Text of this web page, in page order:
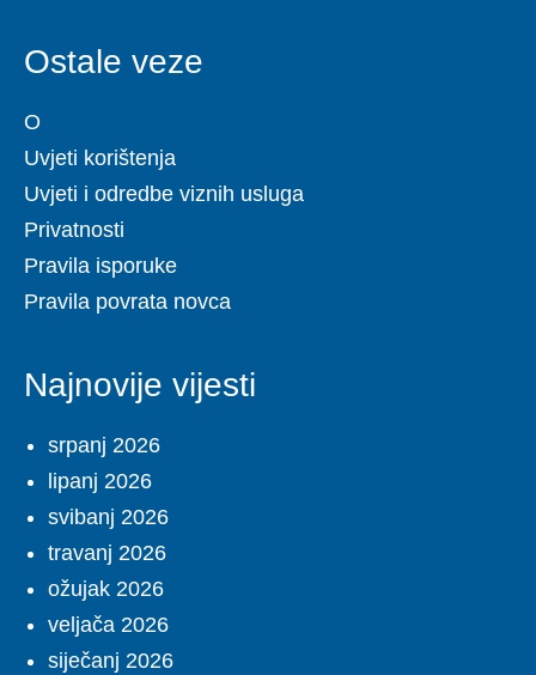
Ostale veze
O
Uvjeti korištenja
Uvjeti i odredbe viznih usluga
Privatnosti
Pravila isporuke
Pravila povrata novca
Najnovije vijesti
srpanj 2026
lipanj 2026
svibanj 2026
travanj 2026
ožujak 2026
veljača 2026
siječanj 2026